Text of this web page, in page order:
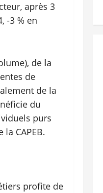
après 3
-3 % en
de la
de
de la
du
purs
CAPEB.
profite de